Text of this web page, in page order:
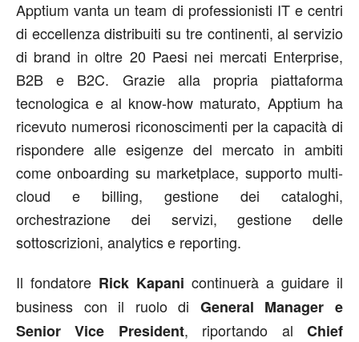
Apptium vanta un team di professionisti IT e centri
di eccellenza distribuiti su tre continenti, al servizio
di brand in oltre 20 Paesi nei mercati Enterprise,
B2B e B2C. Grazie alla propria piattaforma
tecnologica e al know-how maturato, Apptium ha
ricevuto numerosi riconoscimenti per la capacità di
rispondere alle esigenze del mercato in ambiti
come onboarding su marketplace, supporto multi-
cloud e billing, gestione dei cataloghi,
orchestrazione dei servizi, gestione delle
sottoscrizioni, analytics e reporting.
Il fondatore Rick Kapani continuerà a guidare il
business con il ruolo di General Manager e
Senior Vice President, riportando alChief